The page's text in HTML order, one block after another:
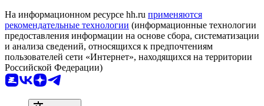
На информационном ресурсе hh.ru применяются
рекомендательные технологии (информационные технологии
предоставления информации на основе сбора, систематизации
и анализа сведений, относящихся к предпочтениям
пользователей сети «Интернет», находящихся на территории
Российской Федерации)